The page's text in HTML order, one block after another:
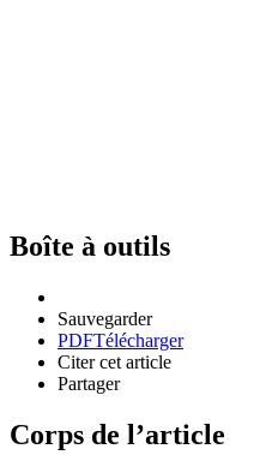
Boîte à outils
Sauvegarder
PDFTélécharger
Citer cet article
Partager
Corps de l’article